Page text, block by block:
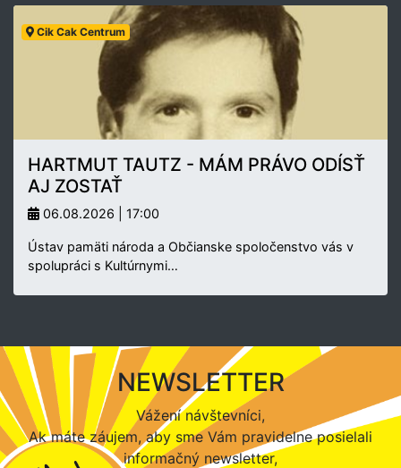
Cik Cak Centrum
HARTMUT TAUTZ - MÁM PRÁVO ODÍSŤ
AJ ZOSTAŤ
06.08.2026 | 17:00
Ústav pamäti národa a Občianske spoločenstvo vás v
spolupráci s Kultúrnymi…
NEWSLETTER
Vážení návštevníci,
Ak máte záujem, aby sme Vám pravidelne posielali
informačný newsletter,